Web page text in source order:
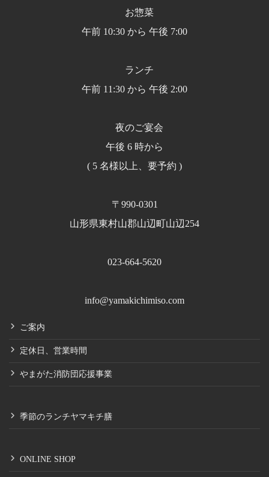
お惣菜
午前 10:30 から 午後 7:00
ランチ
午前 11:30 から 午後 2:00
夜のご宴会
午後 6 時から
( 5 名様以上、要予約 )
〒990-0301
山形県東村山郡山辺町山辺254
023-664-5620
info@yamakichimiso.com
ご案内
定休日、営業時間
やまがた消防団応援事業
季節のランチヤマキチ膳
ONLINE SHOP